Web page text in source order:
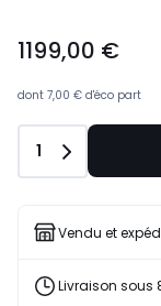
€.
1199,00 €
dont 7,00 € d'éco part
Quantité
1
Vendu et
Livraison sous